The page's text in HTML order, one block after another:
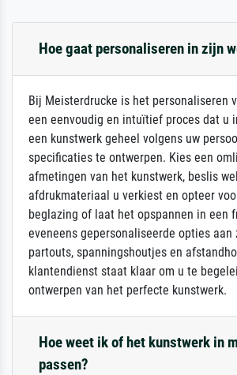
Hoe gaat personaliseren in zijn
Bij Meisterdrucke is het personaliseren
een eenvoudig en intuïtief proces dat u
een kunstwerk geheel volgens uw
specificaties te ontwerpen. Kies een
afmetingen van het kunstwerk, beslis
afdrukmateriaal u verkiest en opteer
beglazing of laat het opspannen in een
eveneens gepersonaliseerde opties aan
partouts, spanningshoutjes en
klantendienst staat klaar om u te
ontwerpen van het perfecte kunstwerk.
Hoe weet ik of het kunstwerk in
passen?